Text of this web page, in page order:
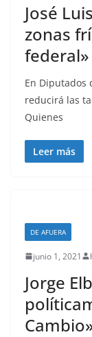
José
zonas
federal»
En Diputados
reducirá las
Quienes
Leer más
DE AFUERA
junio 1, 2021
Jorge